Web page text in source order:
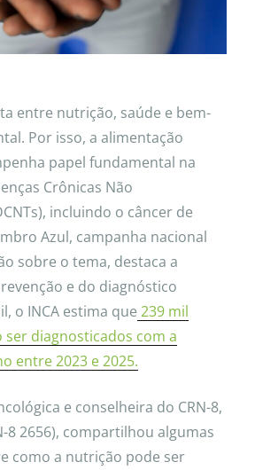
entre nutrição, saúde e bem-
Por isso, a alimentação
papel fundamental na
Crônicas Não
incluindo o câncer de
Azul, campanha nacional
sobre o tema, destaca a
e do diagnóstico
o INCA estima que 239 mil
diagnosticados com a
entre 2023 e 2025.
e conselheira do CRN-8,
8 2656), compartilhou algumas
como a nutrição pode ser